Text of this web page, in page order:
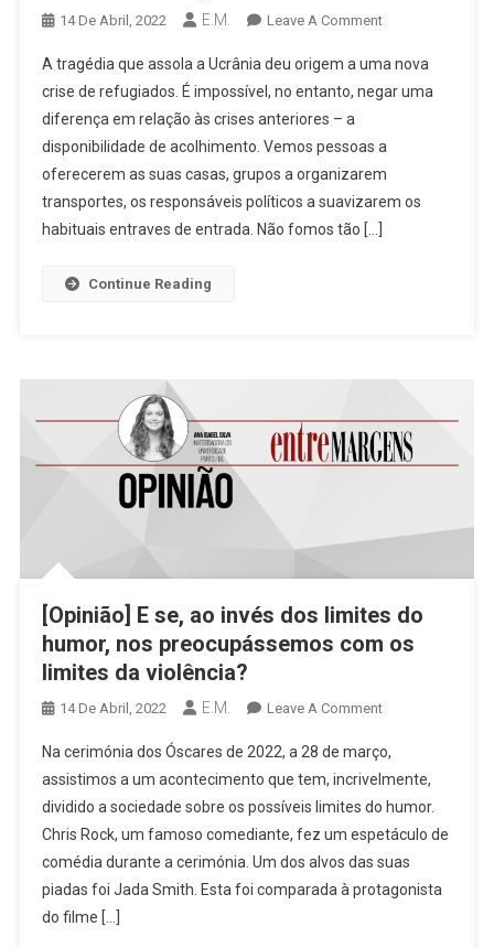
14 De Abril, 2022 E.M. Leave A CommentOn
Porque
Estamos
Dispostos
A
Receber
Refugiados
A tragédia que assola a Ucrânia deu origem a uma nova
crise de refugiados. É impossível, no entanto, negar uma
diferença em relação às crises anteriores – a
disponibilidade de acolhimento. Vemos pessoas a
oferecerem as suas casas, grupos a organizarem
transportes, os responsáveis políticos a suavizarem os
habituais entraves de entrada. Não fomos tão […]
Continue Reading
[Opinião] E se, ao invés dos limites do
humor, nos preocupássemos com os
limites da violência?
14 De Abril, 2022 E.M. Leave A CommentOn
E
Se,
Ao
Invés
Dos
Limites
Na cerimónia dos Óscares de 2022, a 28 de março,
assistimos a um acontecimento que tem, incrivelmente,
dividido a sociedade sobre os possíveis limites do humor.
Chris Rock, um famoso comediante, fez um espetáculo de
comédia durante a cerimónia. Um dos alvos das suas
piadas foi Jada Smith. Esta foi comparada à protagonista
do filme […]